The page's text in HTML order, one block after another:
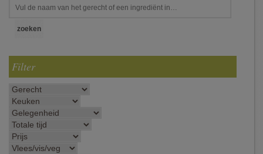
Filter